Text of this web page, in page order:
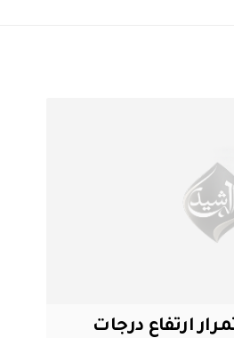
ارتفاع درجات